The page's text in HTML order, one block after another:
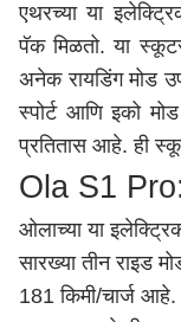
एथरच्या या
पॅक मिळतो. या
अनेक रायडिंग मोड
स्पोर्ट आणि इको
प्रतितास आहे. ही
Ola S1
ओलाच्या या
सारख्या तीन राइड
181 किमी/चार्ज आहे.